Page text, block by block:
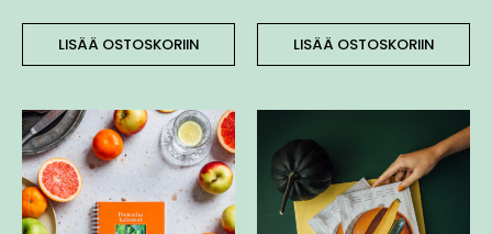
LISÄÄ OSTOSKORIIN LISÄÄ OSTOSKORIIN